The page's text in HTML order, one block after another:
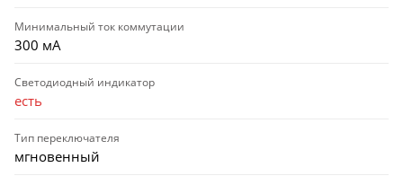
Минимальный ток коммутации
300 мА
Светодиодный индикатор
есть
Тип переключателя
мгновенный